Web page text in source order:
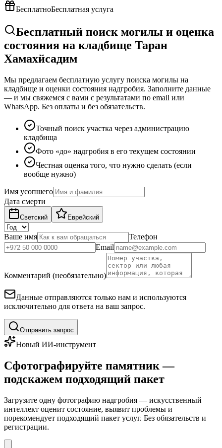
БесплатноБесплатная услуга
Бесплатный поиск могилы и оценка
состояния на кладбище Таран
Хамахйсадим
Мы предлагаем бесплатную услугу поиска могилы на
кладбище и оценки состояния надгробия. Заполните данные
— и мы свяжемся с вами с результатами по email или
WhatsApp. Без оплаты и без обязательств.
Точный поиск участка через администрацию
кладбища
Фото «до» надгробия в его текущем состоянии
Честная оценка того, что нужно сделать (если
вообще нужно)
Имя усопшего
Дата смерти
Светский Еврейский
Ваше имя
Телефон
Email
Комментарий (необязательно)
Данные отправляются только нам и используются
исключительно для ответа на ваш запрос.
Отправить запрос
Новый ИИ-инструмент
Сфотографируйте памятник —
подскажем подходящий пакет
Загрузите одну фотографию надгробия — искусственный
интеллект оценит состояние, выявит проблемы и
порекомендует подходящий пакет услуг. Без обязательств и
регистрации.